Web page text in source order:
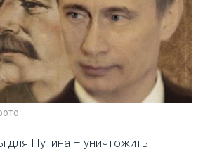
для Путина – уничтожить